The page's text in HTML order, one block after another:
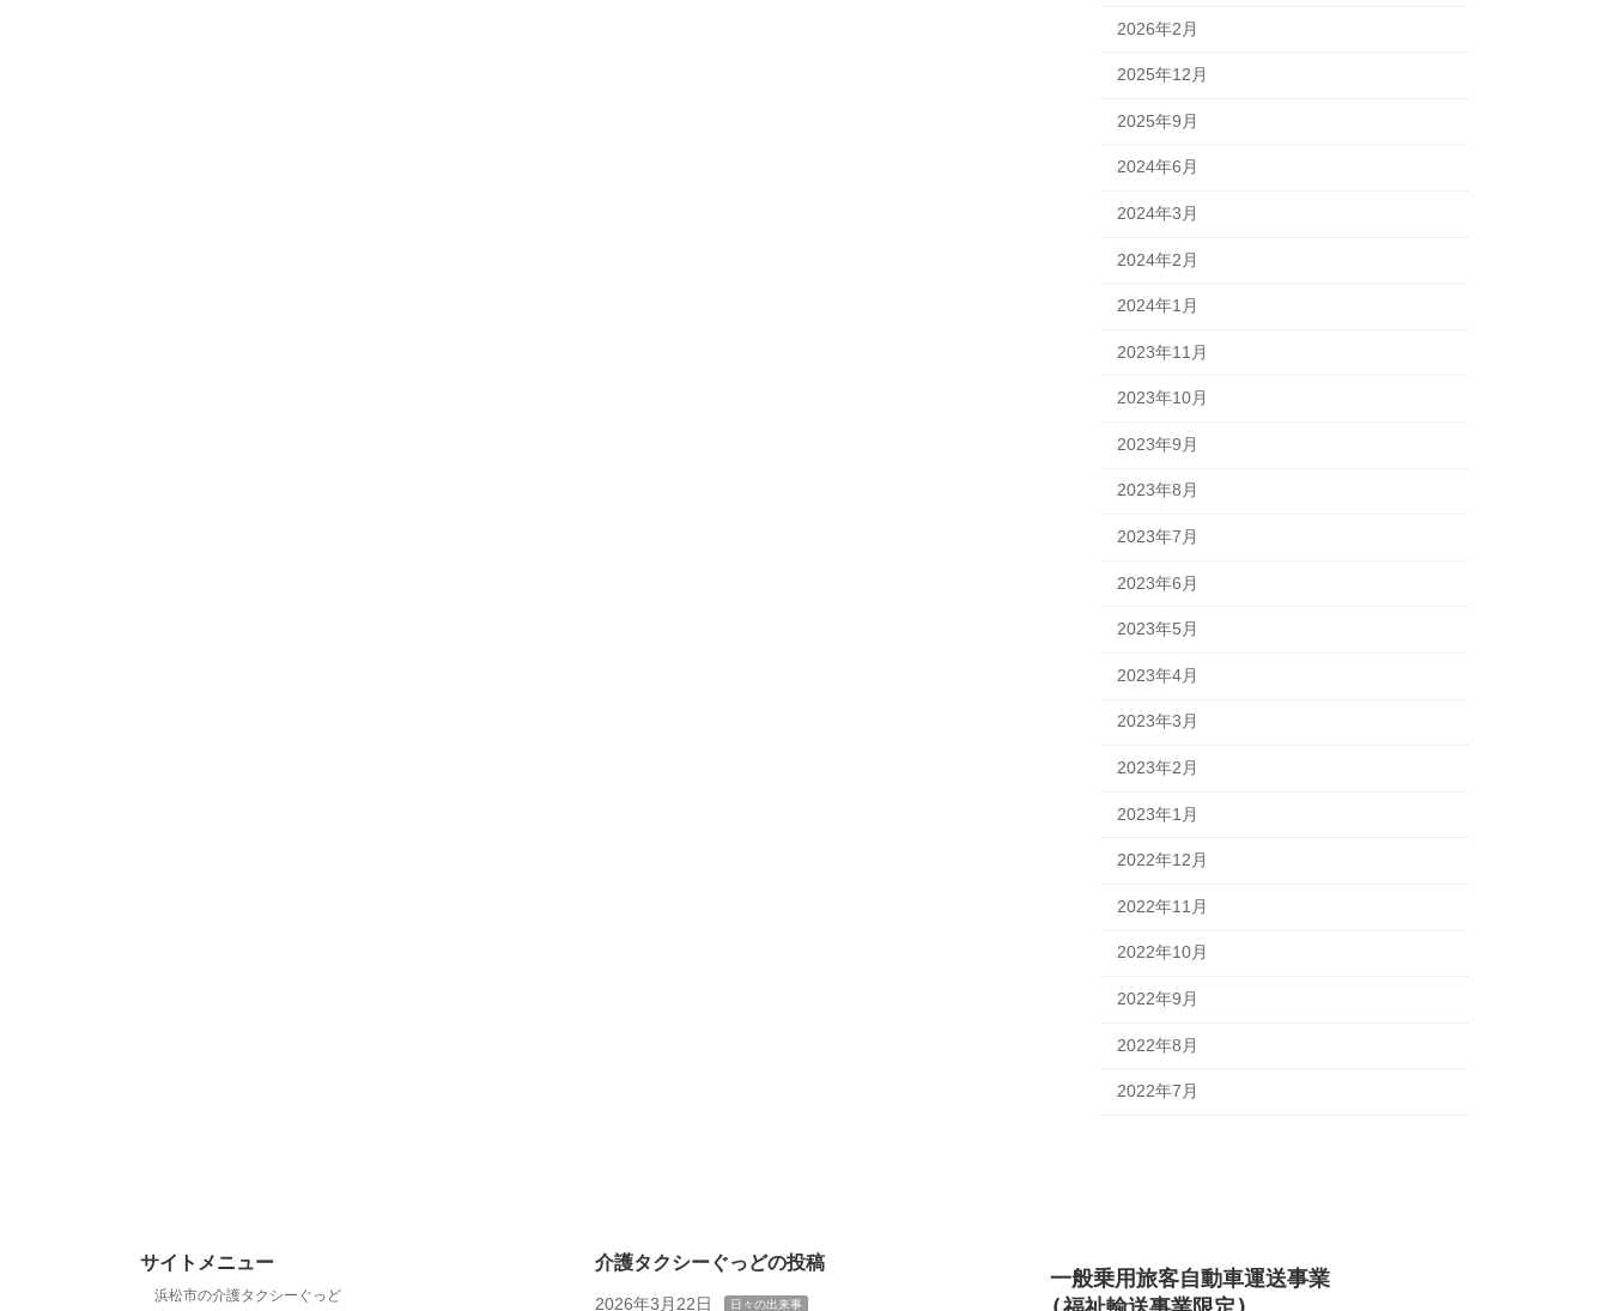
2026年2月
2025年12月
2025年9月
2024年6月
2024年3月
2024年2月
2024年1月
2023年11月
2023年10月
2023年9月
2023年8月
2023年7月
2023年6月
2023年5月
2023年4月
2023年3月
2023年2月
2023年1月
2022年12月
2022年11月
2022年10月
2022年9月
2022年8月
2022年7月
サイトメニュー
浜松市の介護タクシーぐっど
介護タクシーぐっどの投稿
2026年3月22日 日々の出来事
一般乗用旅客自動車運送事業